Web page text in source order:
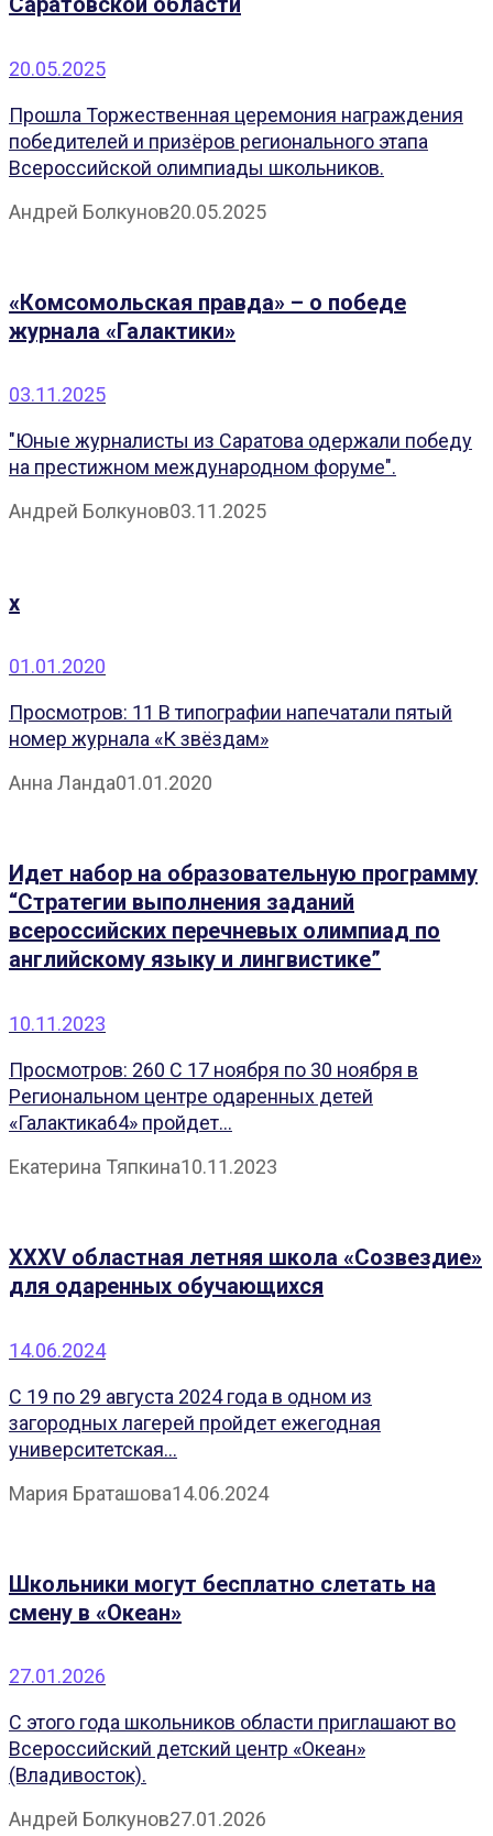
20.05.2025
Прошла Торжественная церемония награждения
победителей и призёров регионального этапа
Всероссийской олимпиады школьников.
Андрей Болкунов20.05.2025
«Комсомольская правда» – о победе
журнала «Галактики»
03.11.2025
"Юные журналисты из Саратова одержали победу
на престижном международном форуме".
Андрей Болкунов03.11.2025
x
01.01.2020
Просмотров: 11 В типографии напечатали пятый
номер журнала «К звёздам»
Анна Ланда01.01.2020
Идет набор на образовательную программу
“Стратегии выполнения заданий
всероссийских перечневых олимпиад по
английскому языку и лингвистике”
10.11.2023
Просмотров: 260 С 17 ноября по 30 ноября в
Региональном центре одаренных детей
«Галактика64» пройдет...
Екатерина Тяпкина10.11.2023
XXXV областная летняя школа «Созвездие»
для одаренных обучающихся
14.06.2024
С 19 по 29 августа 2024 года в одном из
загородных лагерей пройдет ежегодная
университетская...
Мария Браташова14.06.2024
Школьники могут бесплатно слетать на
смену в «Океан»
27.01.2026
С этого года школьников области приглашают во
Всероссийский детский центр «Океан»
(Владивосток).
Андрей Болкунов27.01.2026